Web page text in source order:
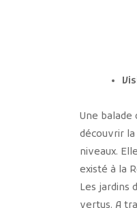
Une balade
découvrir
niveaux.
existé à la
Les jardins